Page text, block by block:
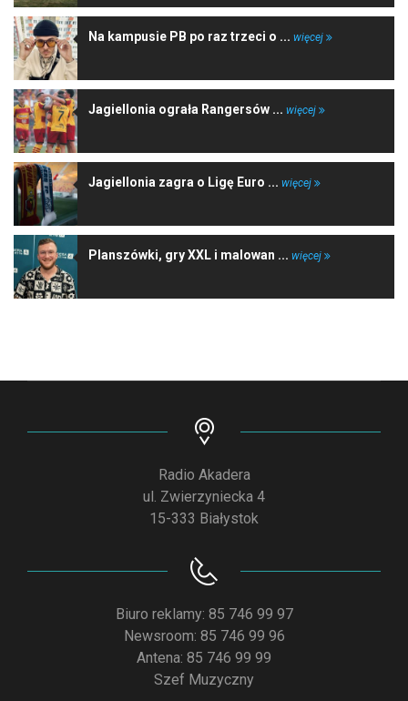
Na kampusie PB po raz trzeci o ... więcej
Jagiellonia ograła Rangersów ... więcej
Jagiellonia zagra o Ligę Euro ... więcej
Planszówki, gry XXL i malowan ... więcej
Radio Akadera
ul. Zwierzyniecka 4
15-333 Białystok
Biuro reklamy: 85 746 99 97
Newsroom: 85 746 99 96
Antena: 85 746 99 99
Szef Muzyczny